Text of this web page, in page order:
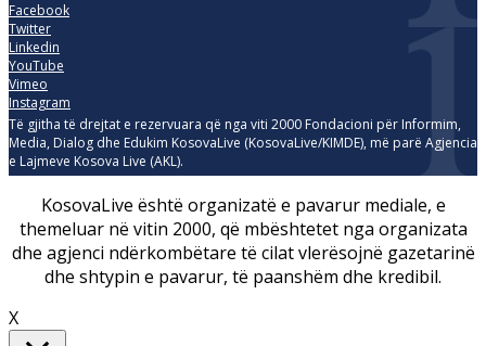
Facebook
Twitter
Linkedin
YouTube
Vimeo
Instagram
Të gjitha të drejtat e rezervuara që nga viti 2000 Fondacioni për Informim,
Media, Dialog dhe Edukim KosovaLive (KosovaLive/KIMDE), më parë Agjencia
e Lajmeve Kosova Live (AKL).
KosovaLive është organizatë e pavarur mediale, e
themeluar në vitin 2000, që mbështetet nga organizata
dhe agjenci ndërkombëtare të cilat vlerësojnë gazetarinë
dhe shtypin e pavarur, të paanshëm dhe kredibil.
X